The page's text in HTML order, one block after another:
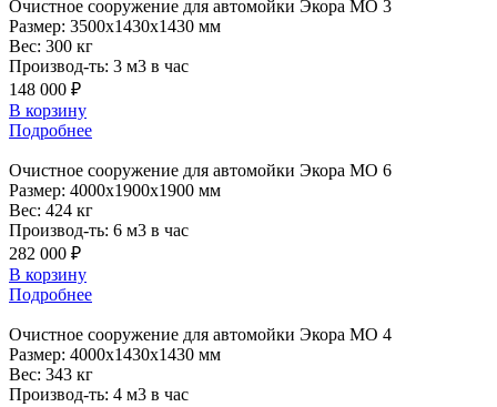
Очистное сооружение для автомойки Экора МО 3
Размер: 3500x1430x1430 мм
Вес: 300 кг
Производ-ть: 3 м3 в час
148 000 ₽
В корзину
Подробнее
Очистное сооружение для автомойки Экора МО 6
Размер: 4000x1900x1900 мм
Вес: 424 кг
Производ-ть: 6 м3 в час
282 000 ₽
В корзину
Подробнее
Очистное сооружение для автомойки Экора МО 4
Размер: 4000x1430x1430 мм
Вес: 343 кг
Производ-ть: 4 м3 в час